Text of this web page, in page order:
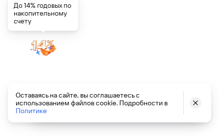
Офис работает Офис сейчас закрыт
До 14% годовых по
накопительному
счету
Установите сертификаты
Минцифры
с Госуслуг или скачайте Яндекс Браузер
Оставаясь на сайте, вы соглашаетесь с
использованием файлов cookie. Подробности в
Политике